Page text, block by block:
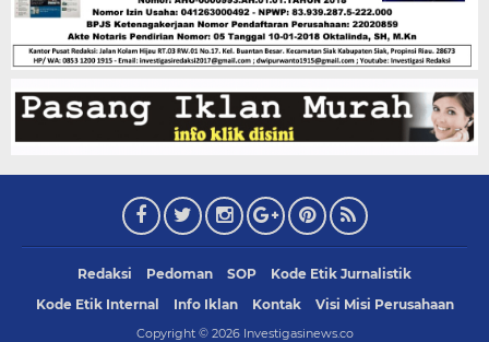
Redaksi Pedoman SOP
Kode Etik Jurnalistik
Kode Etik Internal
Info Iklan Kontak Visi Misi Perusahaan
Copyright © 2026 Investigasinews.co